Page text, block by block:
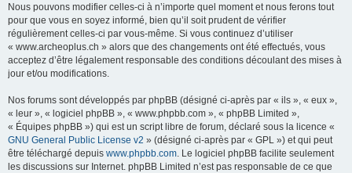
Nous pouvons modifier celles-ci à n’importe quel moment et nous ferons tout
pour que vous en soyez informé, bien qu’il soit prudent de vérifier
régulièrement celles-ci par vous-même. Si vous continuez d’utiliser
« www.archeoplus.ch » alors que des changements ont été effectués, vous
acceptez d’être légalement responsable des conditions découlant des mises à
jour et/ou modifications.
Nos forums sont développés par phpBB (désigné ci-après par « ils », « eux »,
« leur », « logiciel phpBB », « www.phpbb.com », « phpBB Limited »,
« Équipes phpBB ») qui est un script libre de forum, déclaré sous la licence «
GNU General Public License v2 » (désigné ci-après par « GPL ») et qui peut
être téléchargé depuis www.phpbb.com. Le logiciel phpBB facilite seulement
les discussions sur Internet. phpBB Limited n’est pas responsable de ce que